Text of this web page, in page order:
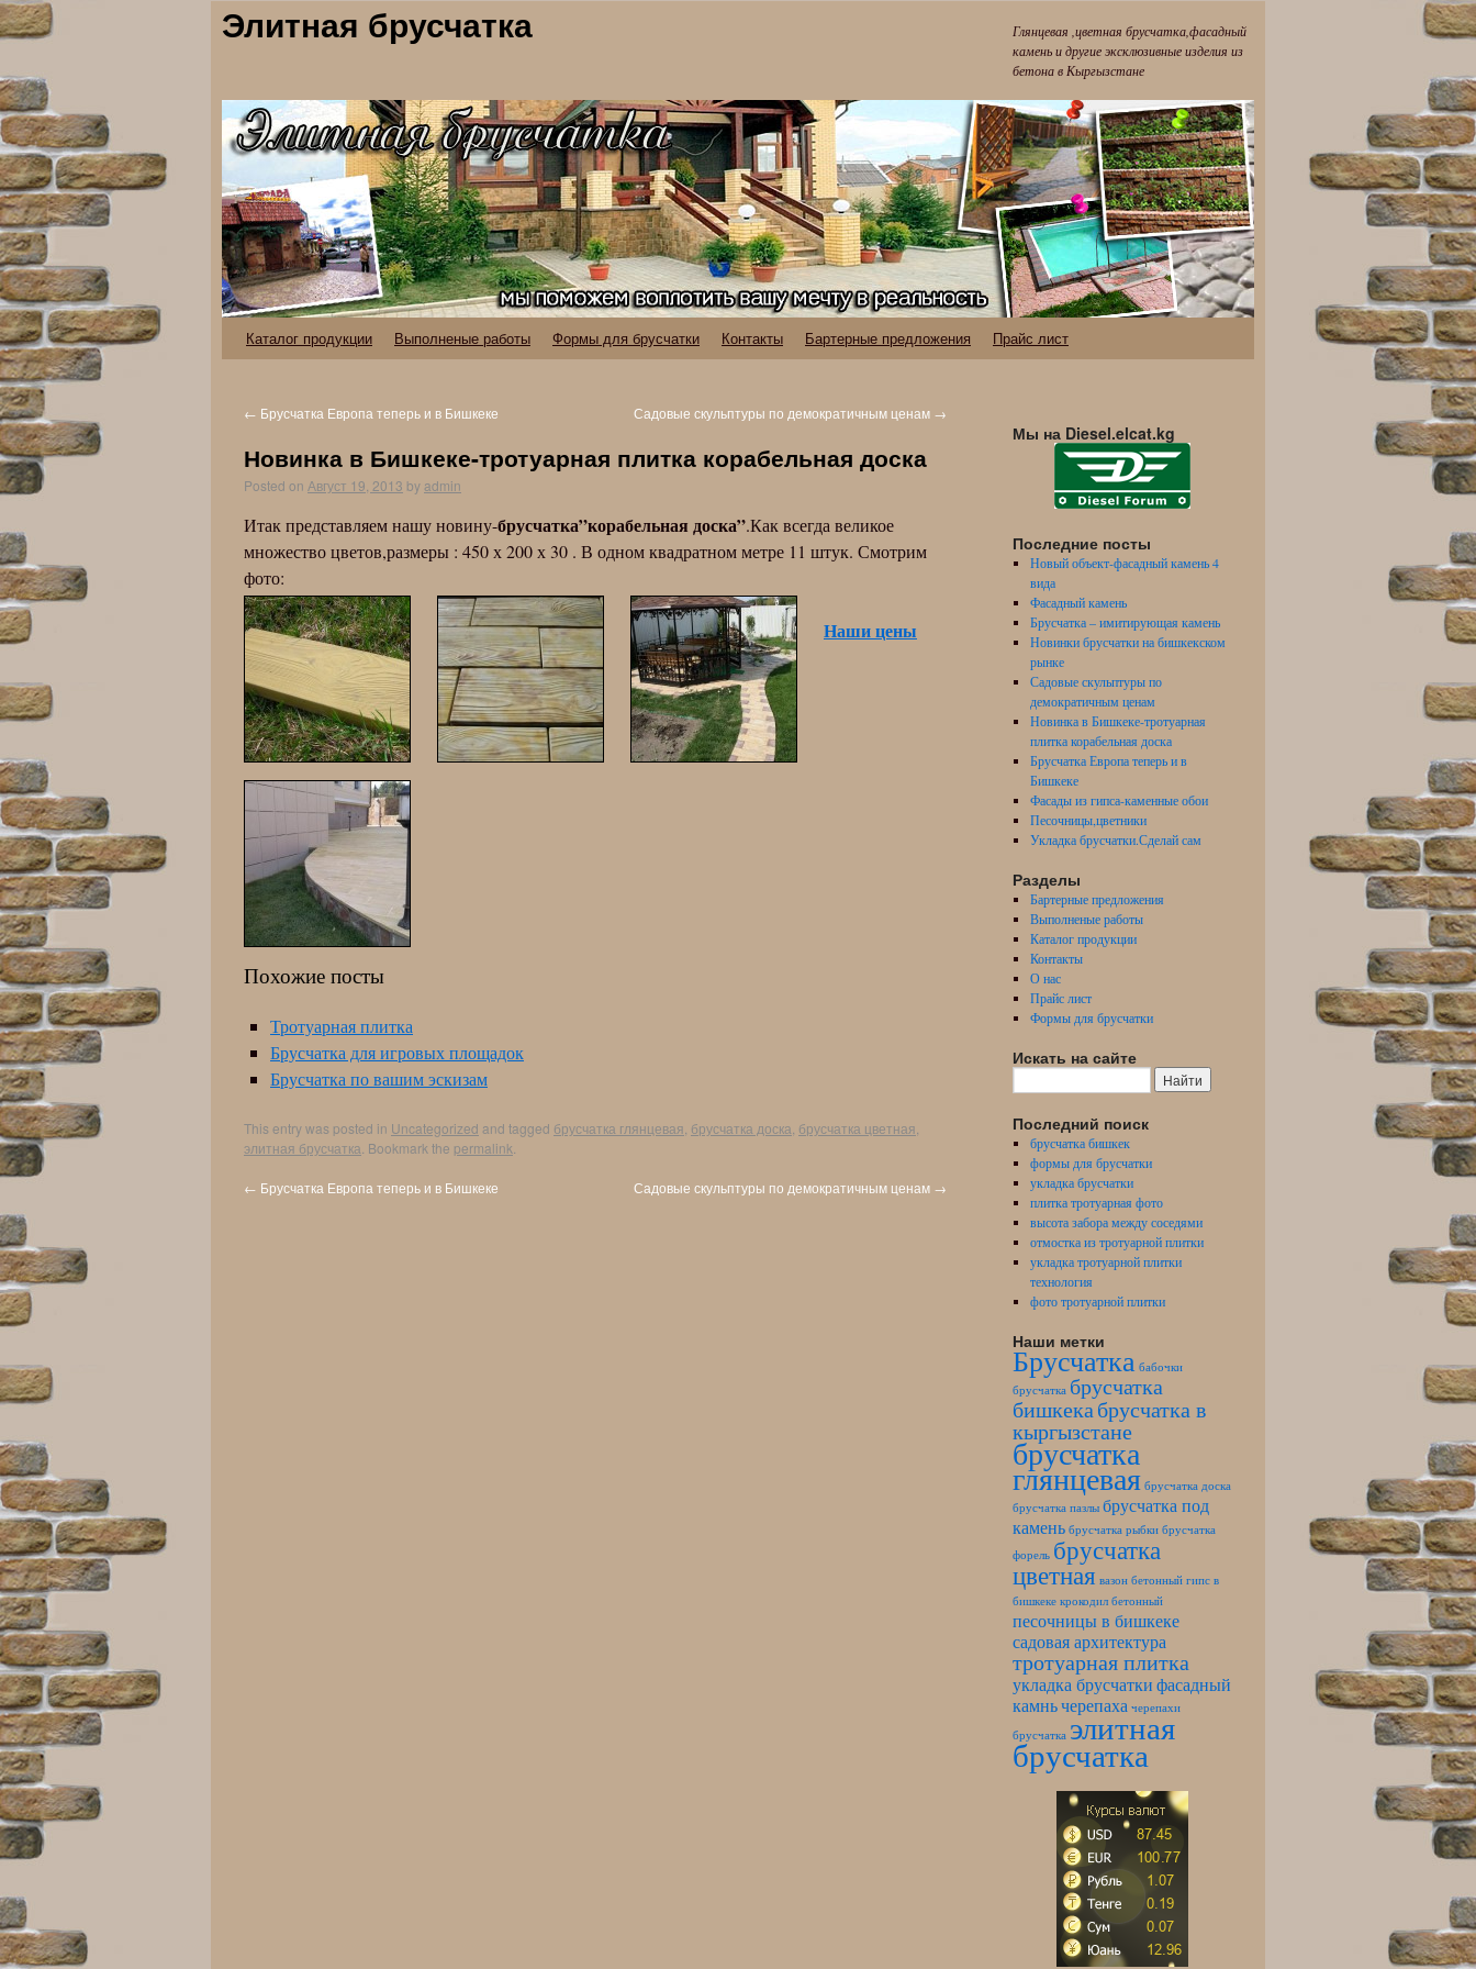
Элитная брусчатка
Глянцевая ,цветная брусчатка,фасадный
камень и другие эксклюзивные изделия из
бетона в Кыргызстане
Каталог продукции Выполненые работы Формы для брусчатки Контакты Бартерные предложения Прайс лист
← Брусчатка Европа теперь и в Бишкеке Садовые скульптуры по демократичным ценам →
Новинка в Бишкеке-тротуарная плитка корабельная доска
Posted on Август 19, 2013 byadmin
Итак представляем нашу новину-брусчатка”корабельная доска”.Как всегда великое
множество цветов,размеры : 450 х 200 х 30 . В одном квадратном метре 11 штук. Смотрим
фото:
Наши цены
Похожие посты
Тротуарная плитка
Брусчатка для игровых площадок
Брусчатка по вашим эскизам
This entry was posted in Uncategorized and tagged брусчатка глянцевая брусчатка доска брусчатка цветная
элитная брусчатка . Bookmark the permalink
← Брусчатка Европа теперь и в Бишкеке Садовые скульптуры по демократичным ценам →
Мы на Diesel.elcat.kg
Последние посты
Новый объект-фасадный камень 4
вида
Фасадный камень
Брусчатка – имитирующая камень
Новинки брусчатки на бишкекском
рынке
Садовые скульптуры по
демократичным ценам
Новинка в Бишкеке-тротуарная
плитка корабельная доска
Брусчатка Европа теперь и в
Бишкеке
Фасады из гипса-каменные обои
Песочницы,цветники
Укладка брусчатки.Сделай сам
Разделы
Бартерные предложения
Выполненые работы
Каталог продукции
Контакты
О нас
Прайс лист
Формы для брусчатки
Искать на сайте
Последний поиск
брусчатка бишкек
формы для брусчатки
укладка брусчатки
плитка тротуарная фото
высота забора между соседями
отмостка из тротуарной плитки
укладка тротуарной плитки
технология
фото тротуарной плитки
Наши метки
Брусчатка бабочки
брусчатка брусчатка
бишкекабрусчатка в
кыргызстане
брусчатка
глянцевая брусчатка доска
брусчатка пазлы брусчатка под
камень брусчатка рыбки брусчатка
форель брусчатка
цветная вазон бетонный гипс в
бишкеке крокодил бетонный
песочницы в бишкеке
садовая архитектура
тротуарная плитка
укладка брусчаткифасадный
камньчерепаха черепахи
брусчатка элитная
брусчатка